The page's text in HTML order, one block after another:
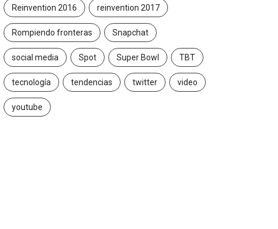
Reinvention 2016 reinvention 2017
Rompiendo fronteras Snapchat
social media Spot Super Bowl TBT
tecnología tendencias twitter video
youtube